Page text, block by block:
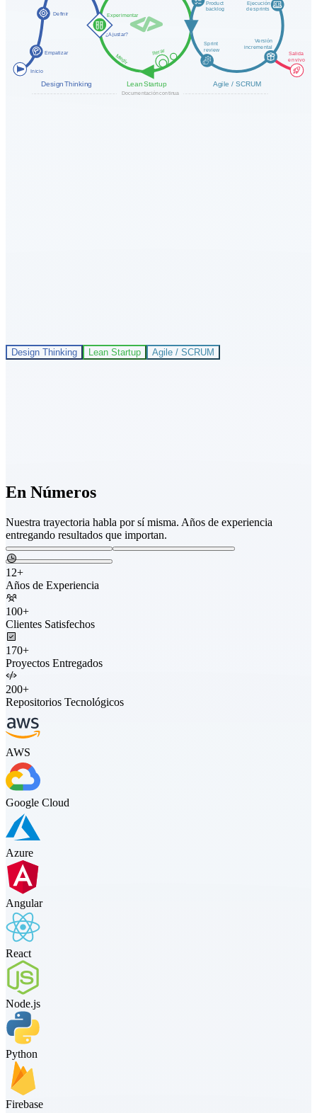
Design Thinking Lean Startup Agile / SCRUM
En Números
Nuestra trayectoria habla por sí misma. Años de experiencia
entregando resultados que importan.
12+
Años de Experiencia
100+
Clientes Satisfechos
170+
Proyectos Entregados
200+
Repositorios Tecnológicos
AWS
Google Cloud
Azure
Angular
React
Node.js
Python
Firebase